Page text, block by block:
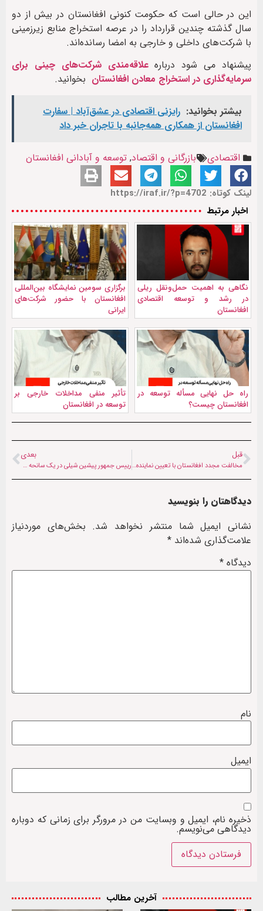
این در حالی است که حکومت کنونی افغانستان در بیش از دو
سال گذشته چندین قرارداد را در عرصه استخراج منابع زیرزمینی
با شرکت‌های داخلی و خارجی به امضا رسانده‌اند.
پیشنهاد می شود دربارهعلاقه‌مندی شرکت‌های چینی برای
سرمایه‌گذاری در استخراج معادن افغانستان بخوانید.
بیشتر بخوانید: رایزنی اقتصادی در عشق‌آباد | سفارت
افغانستان از همکاری همه‌جانبه با تاجران خبر داد
اقتصادی بازرگانی و اقتصاد, توسعه و آبادانی افغانستان
لینک کوتاه: https://iraf.ir/?p=4702
اخبار مرتبط
نگاهی به اهمیت حمل‌ونقل ریلی
در رشد و توسعه اقتصادی
افغانستان
برگزاری سومین نمایشگاه بین‌المللی
افغانستان با حضور شرکت‌های
ایرانی
راه حل نهایی مسأله توسعه در
افغانستان چیست؟
تأثیر منفی مداخلات خارجی بر
توسعه در افغانستان
قبل
مخالفت مجدد افغانستان با تعیین نماینده ویژه از سوی سازمان ملل
بعدی
رییس جمهور پیشین شیلی در یک سانحه هوایی جان باخت
دیدگاهتان را بنویسید
نشانی ایمیل شما منتشر نخواهد شد. بخش‌های موردنیاز
علامت‌گذاری شده‌اند *
دیدگاه *
نام
ایمیل
ذخیره نام، ایمیل و وبسایت من در مرورگر برای زمانی که دوباره
دیدگاهی می‌نویسم.
آخرین مطالب